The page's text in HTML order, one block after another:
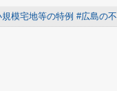
模宅地等の特例 #広島の